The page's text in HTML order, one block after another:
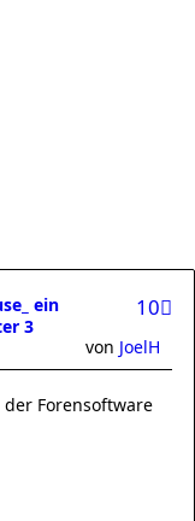
ein
3
10
von JoelH
Forensoftware